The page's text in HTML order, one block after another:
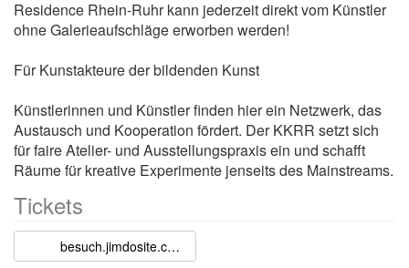
Residence Rhein-Ruhr kann jederzeit direkt vom Künstler
ohne Galerieaufschläge erworben werden!
Für Kunstakteure der bildenden Kunst
Künstlerinnen und Künstler finden hier ein Netzwerk, das
Austausch und Kooperation fördert. Der KKRR setzt sich
für faire Atelier- und Ausstellungspraxis ein und schafft
Räume für kreative Experimente jenseits des Mainstreams.
Tickets
besuch.jimdosite.com